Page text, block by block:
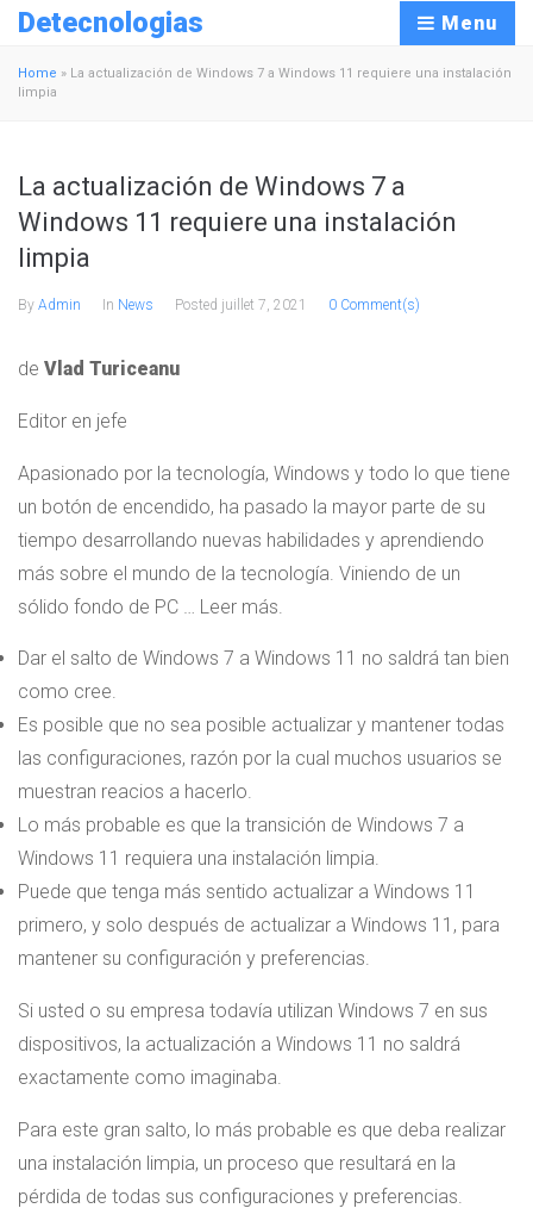
Detecnologias Menu
Home » La actualización de Windows 7 a Windows 11 requiere una instalación
limpia
La actualización de Windows 7 a
Windows 11 requiere una instalación
limpia
By Admin In News Posted juillet 7, 2021 0 Comment(s)
de Vlad Turiceanu
Editor en jefe
Apasionado por la tecnología, Windows y todo lo que tiene
un botón de encendido, ha pasado la mayor parte de su
tiempo desarrollando nuevas habilidades y aprendiendo
más sobre el mundo de la tecnología. Viniendo de un
sólido fondo de PC … Leer más.
Dar el salto de Windows 7 a Windows 11 no saldrá tan bien
como cree.
Es posible que no sea posible actualizar y mantener todas
las configuraciones, razón por la cual muchos usuarios se
muestran reacios a hacerlo.
Lo más probable es que la transición de Windows 7 a
Windows 11 requiera una instalación limpia.
Puede que tenga más sentido actualizar a Windows 11
primero, y solo después de actualizar a Windows 11, para
mantener su configuración y preferencias.
Si usted o su empresa todavía utilizan Windows 7 en sus
dispositivos, la actualización a Windows 11 no saldrá
exactamente como imaginaba.
Para este gran salto, lo más probable es que deba realizar
una instalación limpia, un proceso que resultará en la
pérdida de todas sus configuraciones y preferencias.